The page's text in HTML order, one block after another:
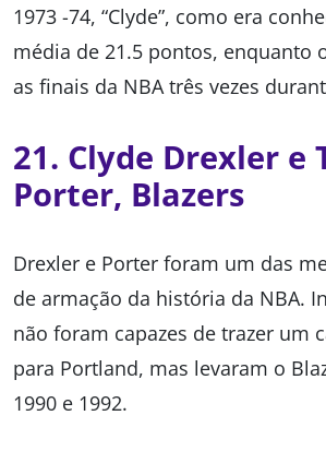
1973 -74, “Clyde”, como era
média de 21.5 pontos, enquanto
as finais da NBA três vezes
21. Clyde Drexler e
Porter, Blazers
Drexler e Porter foram um das
de armação da história da NBA.
não foram capazes de trazer um
para Portland, mas levaram o
1990 e 1992.